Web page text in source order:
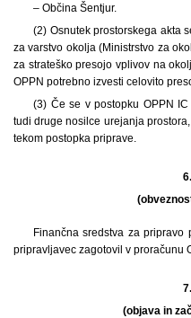
– Občina Šentjur.
(2) Osnutek prostorskega akta
za varstvo okolja (Ministrstvo za
za strateško presojo vplivov na
OPPN potrebno izvesti celovito
(3) Če se v postopku OPPN
tudi druge nosilce urejanja
tekom postopka priprave.
Finančna sredstva za pripravo
pripravljavec zagotovil v proračunu
(objava in